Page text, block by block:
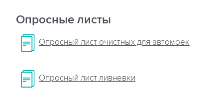
Опросные листы
Опросный лист очистных для автомоек
Опросный лист ливневки